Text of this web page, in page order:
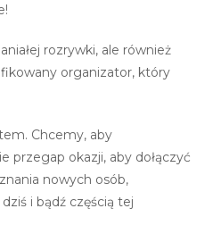
rozrywki​,​ ale również
organizator​,​ który
Chcemy​,​ aby
przegap okazji​,​ aby dołączyć
nowych osób​,​
i bądź częścią tej